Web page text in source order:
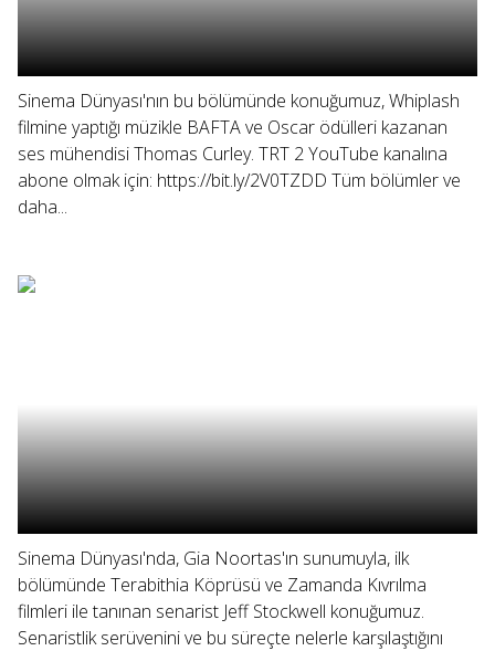
Sinema Dünyası'nın bu bölümünde konuğumuz, Whiplash
filmine yaptığı müzikle BAFTA ve Oscar ödülleri kazanan
ses mühendisi Thomas Curley. TRT 2 YouTube kanalına
abone olmak için: https://bit.ly/2V0TZDD Tüm bölümler ve
daha...
Sinema Dünyası'nda, Gia Noortas'ın sunumuyla, ilk
bölümünde Terabithia Köprüsü ve Zamanda Kıvrılma
filmleri ile tanınan senarist Jeff Stockwell konuğumuz.
Senaristlik serüvenini ve bu süreçte nelerle karşılaştığını